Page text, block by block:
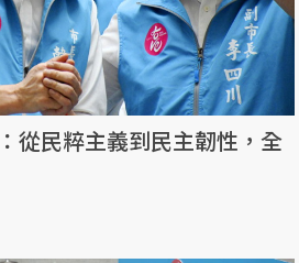
從民粹主義到民主韌性，全